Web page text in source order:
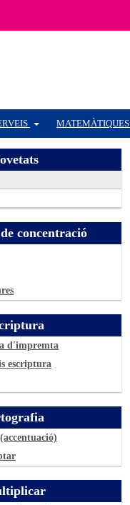
MATEMÀTIQUES
concentració
d'impremta
escriptura